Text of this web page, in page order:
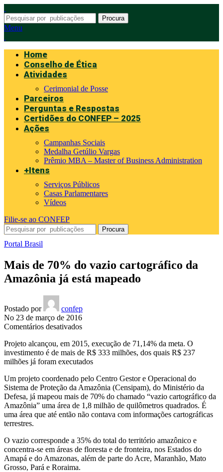
Procura
Menu
Home
Conselho de Ética
Atividades
Cerimonial de Posse
Parceiros
Perguntas e Respostas
Certidões do CONFEP – 2025
Ações
Campanhas Sociais
Medalha Getúlio Vargas
Prêmio MBA – Master of Business Administration
+Itens
Serviços Públicos
Casas Parlamentares
Vídeos
Filie-se ao CONFEP
Procura
Portal Brasil
Mais de 70% do vazio cartográfico da
Amazônia já está mapeado
Postado por
confep
No 23 de março de 2016
Comentários desativadosem
de
70%
do
cartográfico
da
Amazônia
já
está
Projeto alcançou, em 2015, execução de 71,14% da meta. O
investimento é de mais de R$ 333 milhões, dos quais R$ 237
milhões já foram executados
Um projeto coordenado pelo Centro Gestor e Operacional do
Sistema de Proteção da Amazônia (Censipam), do Ministério da
Defesa, já mapeou mais de 70% do chamado “vazio cartográfico da
Amazônia” uma área de 1,8 milhão de quilômetros quadrados. É
uma área que até então não contava com informações cartográficas
terrestres.
O vazio corresponde a 35% do total do território amazônico e
concentra-se em áreas de floresta e de fronteira, nos Estados do
Amapá e do Amazonas, além de parte do Acre, Maranhão, Mato
Grosso, Pará e Roraima.